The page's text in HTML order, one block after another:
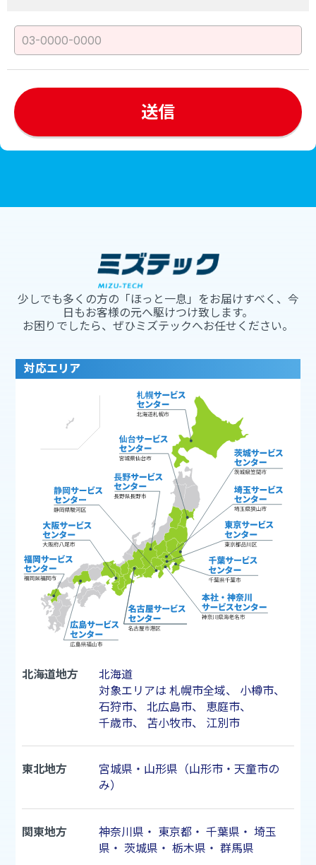
少しでも多くの方の「ほっと一息」をお届けすべく、今
日もお客様の元へ駆けつけ致します。
お困りでしたら、ぜひミズテックへお任せください。
対応エリア
北海道地方
北海道
対象エリアは 札幌市全域、 小樽市、
石狩市、 北広島市、 恵庭市、
千歳市、 苫小牧市、 江別市
東北地方
宮城県・山形県（山形市・天童市の
み）
関東地方 神奈川県 ・ 東京都・ 千葉県 ・ 埼玉
県 ・ 茨城県 ・ 栃木県 ・ 群馬県